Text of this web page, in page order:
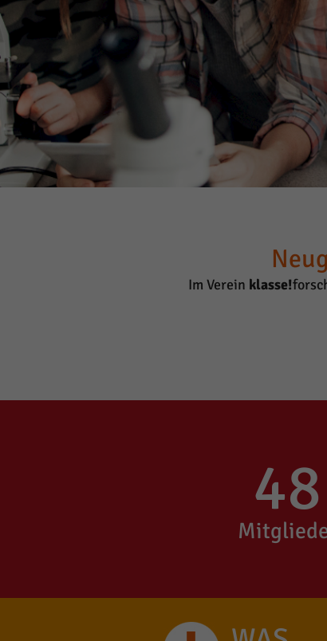
Im Verein klasse!
48